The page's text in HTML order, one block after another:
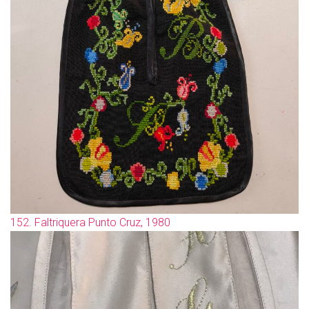
152. Faltriquera Punto Cruz, 1980